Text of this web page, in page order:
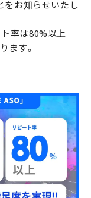
をお知らせいたし
ト率は80%以上
ます。